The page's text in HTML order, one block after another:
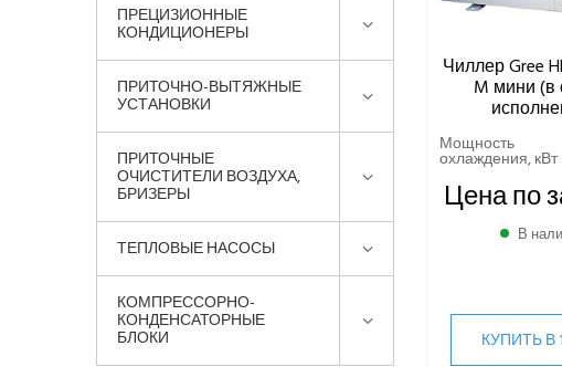
ПРЕЦИЗИОННЫЕ
КОНДИЦИОНЕРЫ
ПРИТОЧНО-ВЫТЯЖНЫЕ
УСТАНОВКИ
ПРИТОЧНЫЕ
ОЧИСТИТЕЛИ ВОЗДУХА,
БРИЗЕРЫ
ТЕПЛОВЫЕ НАСОСЫ
КОМПРЕССОРНО-
КОНДЕНСАТОРНЫЕ
БЛОКИ
Чиллер Gree
M мини (в
Мощность
охлаждения, кВт
Цена по
В
КУПИТЬ В